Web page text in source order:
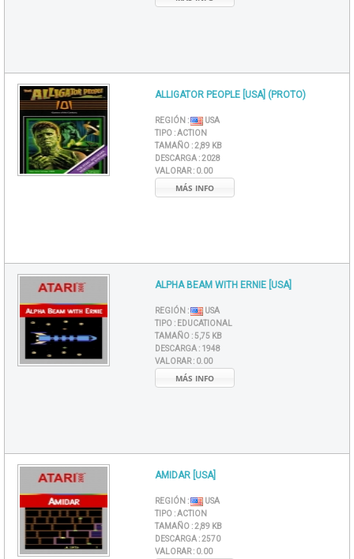
ALLIGATOR PEOPLE [USA] (PROTO)
REGIÓN :
USA
TIPO :ACTION
TAMAÑO :2,89 KB
DESCARGA :2028
VALORAR : 0.00
MÁS INFO
ALPHA BEAM WITH ERNIE [USA]
REGIÓN :
USA
TIPO : EDUCATIONAL
TAMAÑO :5,75 KB
DESCARGA : 1948
VALORAR : 0.00
MÁS INFO
AMIDAR [USA]
REGIÓN :
USA
TIPO :ACTION
TAMAÑO :2,89 KB
DESCARGA :2570
VALORAR : 0.00